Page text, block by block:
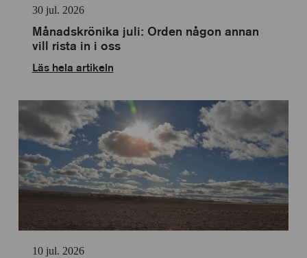
30 jul. 2026
Månadskrönika juli: Orden någon annan
vill rista in i oss
Läs hela artikeln
10 jul. 2026